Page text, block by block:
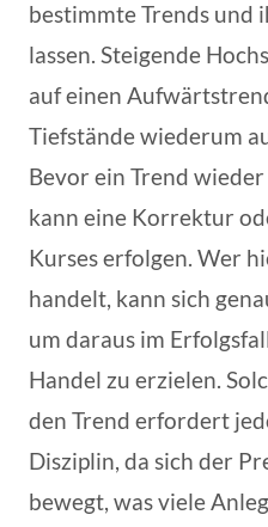
bestimmte Trends und
lassen. Steigende
auf einen
Tiefstände wiederum
Bevor ein Trend
kann eine Korrektur
Kurses erfolgen. Wer
handelt, kann sich
um daraus im
Handel zu erzielen.
den Trend erfordert
Disziplin, da sich der
bewegt, was viele